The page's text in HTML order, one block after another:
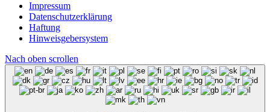
Impressum
Datenschutzerklärung
Haftung
Hinweisgebersystem
Nach oben scrollen